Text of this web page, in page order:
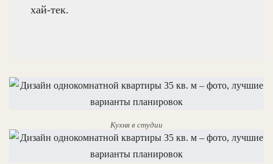
хай-тек.
Кухня в студии